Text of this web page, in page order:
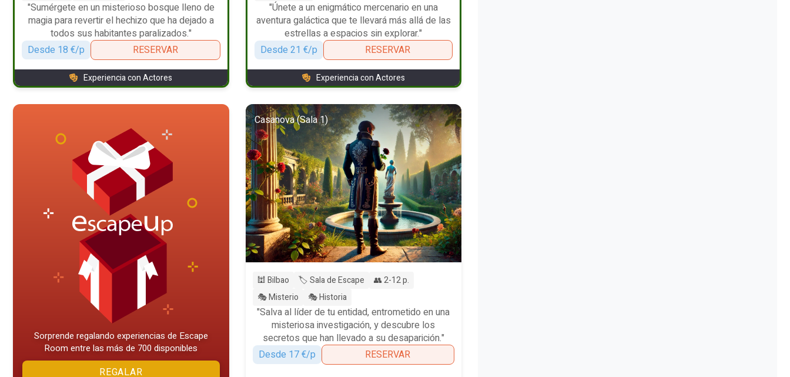
"Sumérgete en un misterioso bosque lleno de
magia para revertir el hechizo que ha dejado a
todos sus habitantes paralizados."
Desde 18 €/p
RESERVAR
Experiencia con Actores
"Únete a un enigmático mercenario en una
aventura galáctica que te llevará más allá de las
estrellas a espacios sin explorar."
Desde 21 €/p
RESERVAR
Experiencia con Actores
Sorprende regalando experiencias de Escape
Room entre las más de 700 disponibles
REGALAR
Casanova (Sala 1)
🕍 Bilbao 🏷️ Sala de Escape
👥 2-12 p.
🎭 Misterio
🎭 Historia
"Salva al líder de tu entidad, entrometido en una
misteriosa investigación, y descubre los
secretos que han llevado a su desaparición."
Desde 17 €/p
RESERVAR